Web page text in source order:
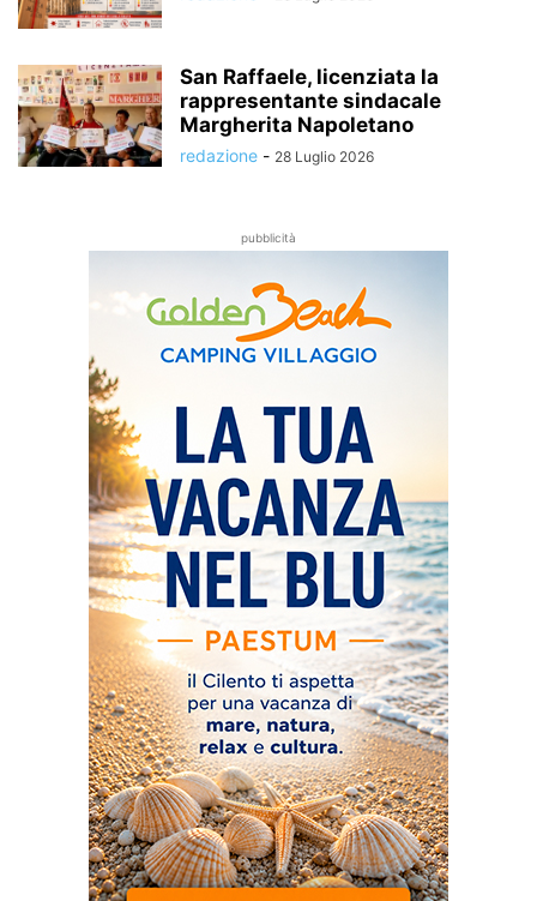
San Raffaele, licenziata la
rappresentante sindacale
Margherita Napoletano
redazione - 28 Luglio 2026
pubblicità